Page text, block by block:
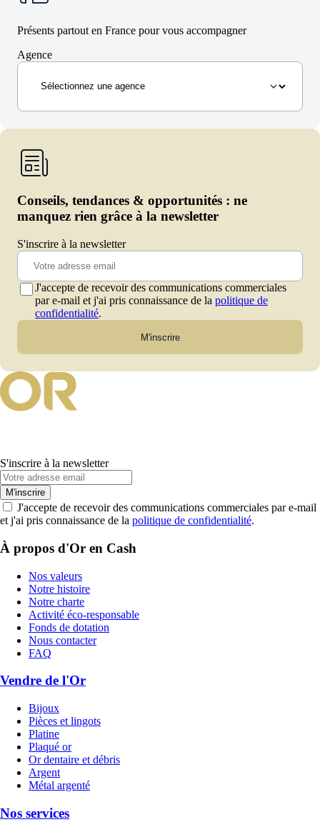
Présents partout en France pour vous accompagner
Agence
Conseils, tendances & opportunités : ne
manquez rien grâce à la newsletter
S'inscrire à la newsletter
J'accepte de recevoir des communications commerciales
par e-mail et j'ai pris connaissance de la politique de
confidentialité.
M'inscrire
S'inscrire à la newsletter
M'inscrire
J'accepte de recevoir des communications commerciales par e-mail
et j'ai pris connaissance de la politique de confidentialité.
À propos d'Or en Cash
Nos valeurs
Notre histoire
Notre charte
Activité éco-responsable
Fonds de dotation
Nous contacter
FAQ
Vendre de l'Or
Bijoux
Pièces et lingots
Platine
Plaqué or
Or dentaire et débris
Argent
Métal argenté
Nos services